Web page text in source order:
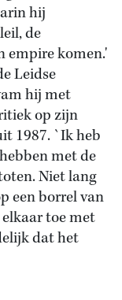
hij
de
empire komen.'
Leidse
hij met
op zijn
1987. `Ik heb
met de
Niet lang
een borrel van
toe met
dat het